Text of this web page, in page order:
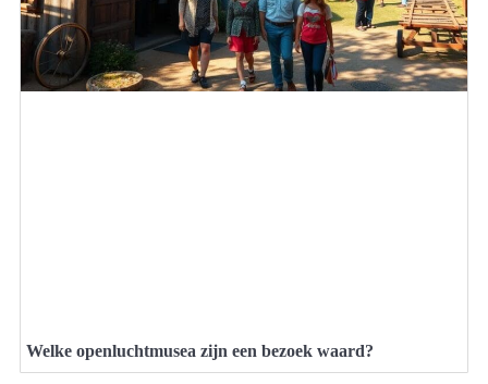
Welke openluchtmusea zijn een bezoek waard?